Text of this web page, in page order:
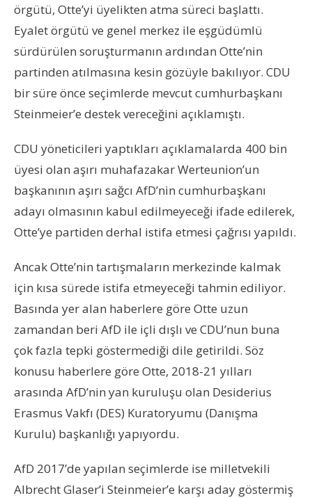
örgütü, Otte’yi üyelikten atma süreci başlattı.
Eyalet örgütü ve genel merkez ile eşgüdümlü
sürdürülen soruşturmanın ardından Otte’nin
partinden atılmasına kesin gözüyle bakılıyor. CDU
bir süre önce seçimlerde mevcut cumhurbaşkanı
Steinmeier’e destek vereceğini açıklamıştı.
CDU yöneticileri yaptıkları açıklamalarda 400 bin
üyesi olan aşırı muhafazakar Werteunion’un
başkanının aşırı sağcı AfD’nin cumhurbaşkanı
adayı olmasının kabul edilmeyeceği ifade edilerek,
Otte’ye partiden derhal istifa etmesi çağrısı yapıldı.
Ancak Otte’nin tartışmaların merkezinde kalmak
için kısa sürede istifa etmeyeceği tahmin ediliyor.
Basında yer alan haberlere göre Otte uzun
zamandan beri AfD ile içli dışlı ve CDU’nun buna
çok fazla tepki göstermediği dile getirildi. Söz
konusu haberlere göre Otte, 2018-21 yılları
arasında AfD’nin yan kuruluşu olan Desiderius
Erasmus Vakfı (DES) Kuratoryumu (Danışma
Kurulu) başkanlığı yapıyordu.
AfD 2017’de yapılan seçimlerde ise milletvekili
Albrecht Glaser’i Steinmeier’e karşı aday göstermiş